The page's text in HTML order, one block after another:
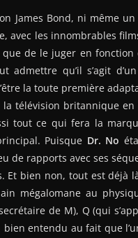
James Bond, ni même
avec les innombrables
de le juger en fonction
admettre qu’il s’agit
la toute première
télévision britannique en
tout ce qui fera la
Puisque Dr. No
de rapports avec ses
Et bien non, tout est déjà
mégalomane au
de M), Q (qui
entendu au fait que